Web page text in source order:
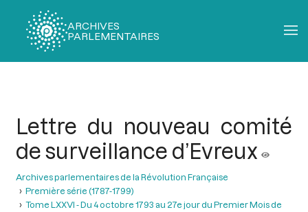
ARCHIVES
PARLEMENTAIRES
Lettre du nouveau comité
de surveillance d’Evreux
Archives parlementaires de la Révolution Française
Première série (1787-1799)
Tome LXXVI - Du 4 octobre 1793 au 27e jour du Premier Mois de